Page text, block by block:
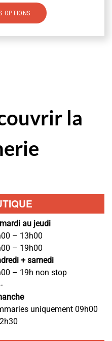
OPTIONS
Ce
choisies
la
au jeudi
– 13h00
– 19h00
+ samedi
– 19h non stop
uniquement 09h00